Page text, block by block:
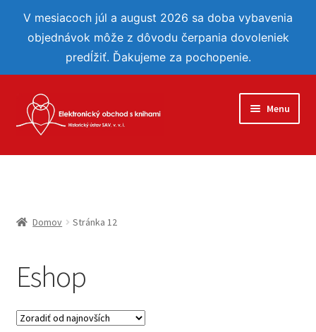
V mesiacoch júl a august 2026 sa doba vybavenia
objednávok môže z dôvodu čerpania dovoleniek
predĺžiť. Ďakujeme za pochopenie.
Preskočiť
na
navigáciu
Preskočiť
na
obsah
Menu
Eshop
Môj účet
Obľúbené
Domov Stránka 12
Eshop